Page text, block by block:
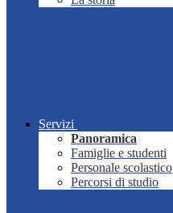
Servizi
Panoramica
Famiglie e studenti
Personale scolastico
Percorsi di studio